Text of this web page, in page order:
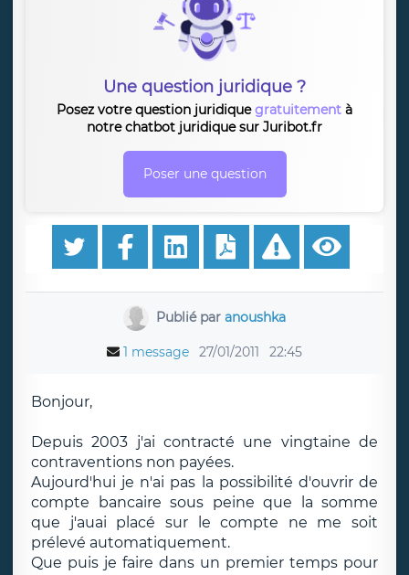
Une question juridique ?
Posez votre question juridiquegratuitement à
notre chatbot juridique sur Juribot.fr
Poser une question
Publié par anoushka
1 message 27/01/2011 22:45
Bonjour,
Depuis 2003 j'ai contracté une vingtaine de
contraventions non payées.
Aujourd'hui je n'ai pas la possibilité d'ouvrir de
compte bancaire sous peine que la somme
que j'auai placé sur le compte ne me soit
prélevé automatiquement.
Que puis je faire dans un premier temps pour